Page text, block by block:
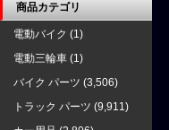
商品カテゴリ
電動バイク (1)
電動三輪車 (1)
バイク パーツ (3,506)
トラック パーツ (9,911)